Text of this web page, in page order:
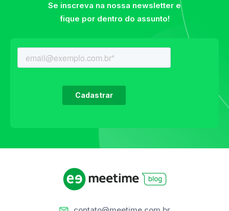
Se inscreva na nossa newsletter e
fique por dentro do assunto!